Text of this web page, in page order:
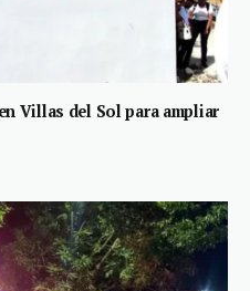
Villas del Sol para ampliar